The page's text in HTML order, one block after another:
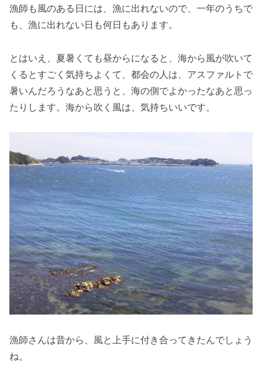
漁師も風のある日には、漁に出れないので、一年のうちで
も、漁に出れない日も何日もあります。
とはいえ、夏暑くても昼からになると、海から風が吹いて
くるとすごく気持ちよくて、都会の人は、アスファルトで
暑いんだろうなあと思うと、海の側でよかったなあと思っ
たりします。海から吹く風は、気持ちいいです。
漁師さんは昔から、風と上手に付き合ってきたんでしょう
ね。